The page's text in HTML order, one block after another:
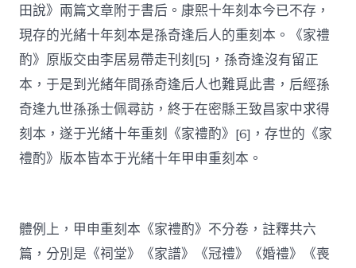
田說》兩篇文章附于書后。康熙十年刻本今已不存，
現存的光緒十年刻本是孫奇逢后人的重刻本。《家禮
酌》原版交由李居易帶走刊刻[5]，孫奇逢沒有留正
本，于是到光緒年間孫奇逢后人也難覓此書，后經孫
奇逢九世孫孫士佩尋訪，終于在密縣王致昌家中求得
刻本，遂于光緒十年重刻《家禮酌》[6]，存世的《家
禮酌》版本皆本于光緒十年甲申重刻本。
體例上，甲申重刻本《家禮酌》不分卷，註釋共六
篇，分別是《祠堂》《家譜》《冠禮》《婚禮》《喪